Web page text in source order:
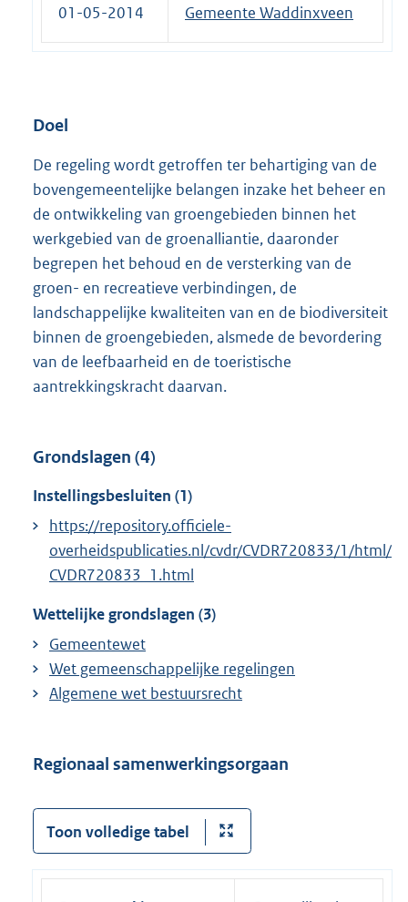
01-05-2014 Gemeente Waddinxveen
Doel
De regeling wordt getroffen ter behartiging van de
bovengemeentelijke belangen inzake het beheer en
de ontwikkeling van groengebieden binnen het
werkgebied van de groenalliantie, daaronder
begrepen het behoud en de versterking van de
groen- en recreatieve verbindingen, de
landschappelijke kwaliteiten van en de biodiversiteit
binnen de groengebieden, alsmede de bevordering
van de leefbaarheid en de toeristische
aantrekkingskracht daarvan.
Grondslagen (4)
Instellingsbesluiten (1)
https://repository.officiele-
overheidspublicaties.nl/cvdr/CVDR720833/1/html/
CVDR720833_1.html
Wettelijke grondslagen (3)
Gemeentewet
Wet gemeenschappelijke regelingen
Algemene wet bestuursrecht
Regionaal samenwerkingsorgaan
Toon volledige tabel